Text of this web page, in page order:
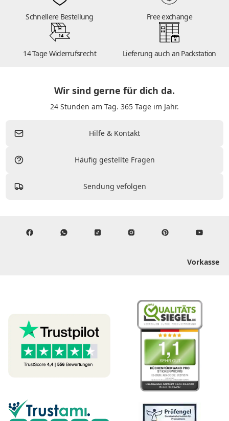
Schnellere Bestellung Free exchange
14
14 Tage Widerrufsrecht Lieferung auch an Packstation
Wir sind gerne für dich da.
24 Stunden am Tag. 365 Tage im Jahr.
Hilfe & Kontakt
Häufig gestellte Fragen
Sendung vefolgen
Vorkasse